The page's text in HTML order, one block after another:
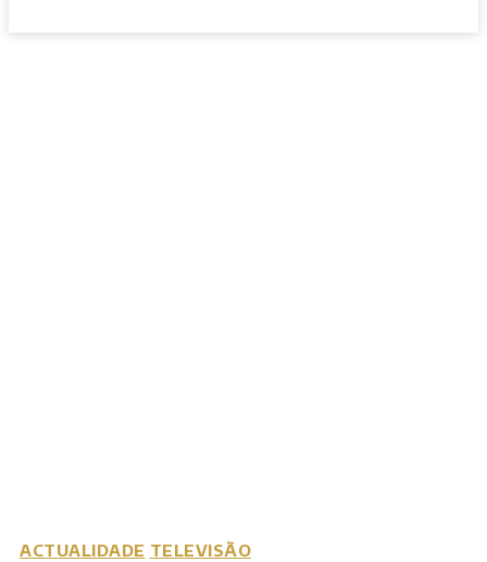
ACTUALIDADE TELEVISÃO